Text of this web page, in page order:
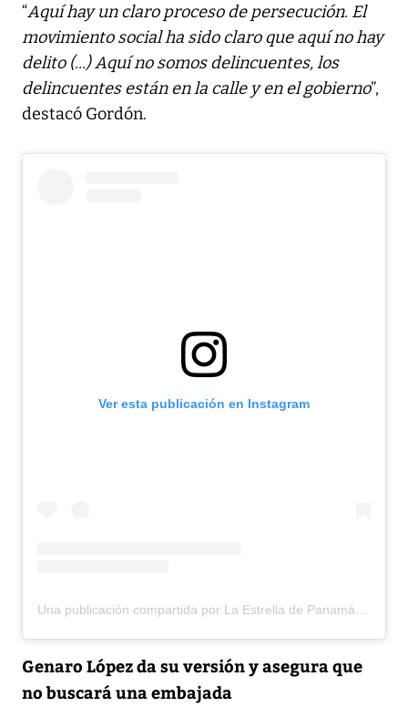
“Aquí hay un claro proceso de persecución. El
movimiento social ha sido claro que aquí no hay
delito (...) Aquí no somos delincuentes, los
delincuentes están en la calle y en el gobierno”,
destacó Gordón.
Ver esta publicación en Instagram
Genaro López da su versión y asegura que
no buscará una embajada